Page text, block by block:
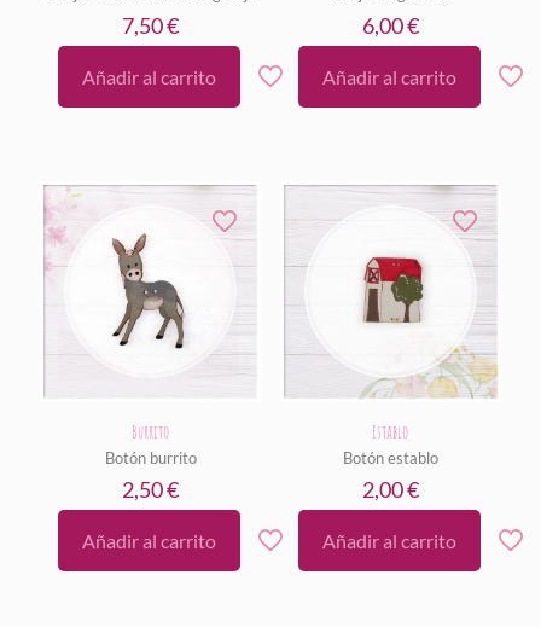
7,50€
Añadir al carrito
6,00€
Añadir al carrito
Burrito
Botón burrito
2,50€
Añadir al carrito
Establo
Botón establo
2,00€
Añadir al carrito